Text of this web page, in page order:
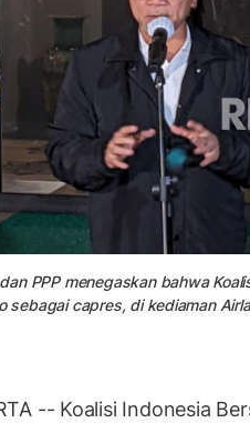
PPP menegaskan bahwa
sebagai capres, di kediaman
-- Koalisi Indonesia